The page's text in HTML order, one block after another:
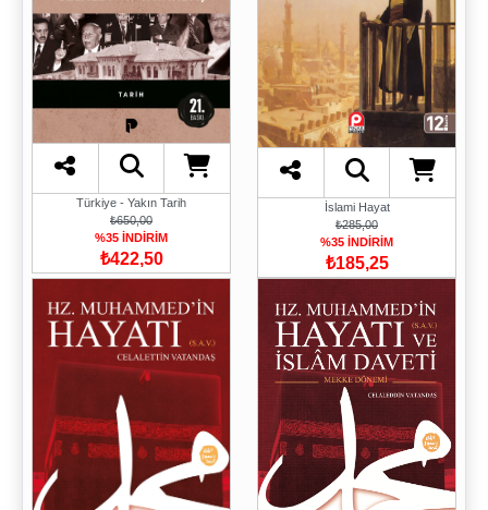
Türkiye - Yakın Tarih
₺650,00
%35 İNDİRİM
₺422,50
İslami Hayat
₺285,00
%35 İNDİRİM
₺185,25